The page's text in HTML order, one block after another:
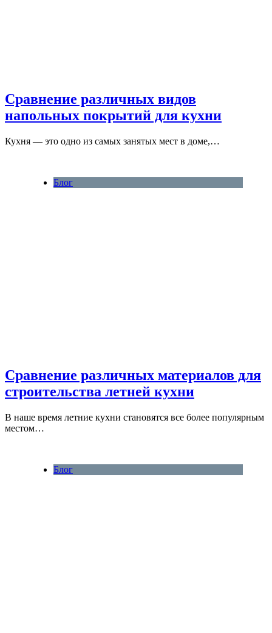
Сравнение различных видов
напольных покрытий для кухни
Кухня — это одно из самых занятых мест в доме,…
Блог
Сравнение различных материалов для
строительства летней кухни
В наше время летние кухни становятся все более популярным
местом…
Блог